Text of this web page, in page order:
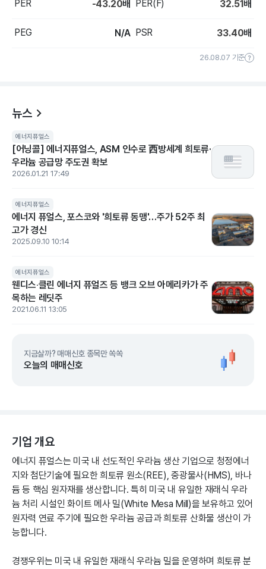
PER -43.20배 PER(F) 32.51배
PEG N/A PSR 33.40배
26.08.07 기준
뉴스
에너지퓨얼스
[어닝콜] 에너지퓨얼스, ASM 인수로 西방세계 희토류·
우라늄 공급망 주도권 확보
2026.01.21 17:49
에너지퓨얼스
에너지 퓨얼스, 포스코와 '희토류 동맹'…주가 52주 최
고가 경신
2025.09.10 10:14
에너지퓨얼스
웬디스‧클린 에너지 퓨얼즈 등 뱅크 오브 아메리카가 주
목하는 레딧주
2021.06.11 13:05
지금살까? 매매신호 종목만 쏙쏙
오늘의 매매신호
기업 개요
에너지 퓨얼스는 미국 내 선도적인 우라늄 생산 기업으로 청정에너
지와 첨단기술에 필요한 희토류 원소(REE), 중광물사(HMS), 바나
듐 등 핵심 원자재를 생산합니다. 특히 미국 내 유일한 재래식 우라
늄 처리 시설인 화이트 메사 밀(White Mesa Mill)을 보유하고 있어
원자력 연료 주기에 필요한 우라늄 공급과 희토류 산화물 생산이 가
능합니다.
경쟁우위는 미국 내 유일한 재래식 우라늄 밀을 운영하며 희토류 분